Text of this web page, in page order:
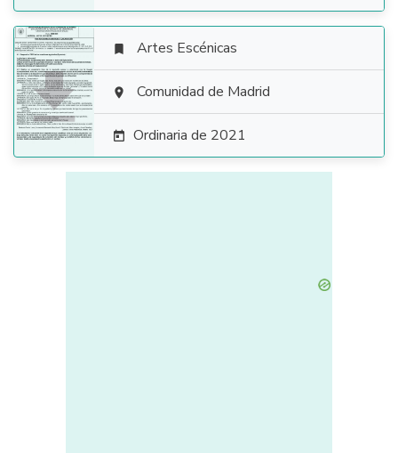

 Artes Escénicas
 Comunidad de Madrid
 Ordinaria de 2021